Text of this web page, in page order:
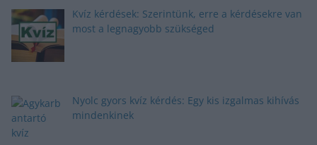
Kvíz kérdések: Szerintünk, erre a kérdésekre van
most a legnagyobb szükséged
Nyolc gyors kvíz kérdés: Egy kis izgalmas kihívás
mindenkinek